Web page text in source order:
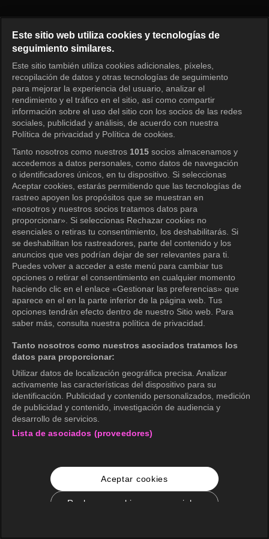
Iniciar sesión
Este sitio web utiliza cookies y tecnologías de
seguimiento similares.
Este sitio también utiliza cookies adicionales, píxeles,
recopilación de datos y otras tecnologías de seguimiento
para mejorar la experiencia del usuario, analizar el
rendimiento y el tráfico en el sitio, así como compartir
información sobre el uso del sitio con los socios de las redes
sociales, publicidad y análisis, de acuerdo con nuestra
Política de privacidad y Política de cookies.
Tanto nosotros como nuestros 1015 socios almacenamos y
accedemos a datos personales, como datos de navegación
o identificadores únicos, en tu dispositivo. Si seleccionas
Aceptar cookies, estarás permitiendo que las tecnologías de
rastreo apoyen los propósitos que se muestran en
«nosotros y nuestros socios tratamos datos para
proporcionar». Si seleccionas Rechazar cookies no
esenciales o retiras tu consentimiento, los deshabilitarás. Si
se deshabilitan los rastreadores, parte del contenido y los
anuncios que ves podrían dejar de ser relevantes para ti.
Puedes volver a acceder a este menú para cambiar tus
opciones o retirar el consentimiento en cualquier momento
haciendo clic en el enlace «Gestionar las preferencias» que
aparece en el en la parte inferior de la página web. Tus
opciones tendrán efecto dentro de nuestro Sitio web. Para
saber más, consulta nuestra política de privacidad.
Tanto nosotros como nuestros asociados tratamos los
datos para proporcionar:
Utilizar datos de localización geográfica precisa. Analizar
activamente las características del dispositivo para su
identificación. Publicidad y contenido personalizados, medición
de publicidad y contenido, investigación de audiencia y
desarrollo de servicios.
Lista de asociados (proveedores)
Aceptar cookies
Rechazar cookies no esenciales